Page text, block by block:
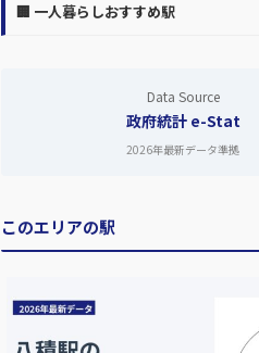
🏢 一人暮らしおすすめ駅
Data Source
政府統計 e-Stat
2026年最新データ準拠
このエリアの駅